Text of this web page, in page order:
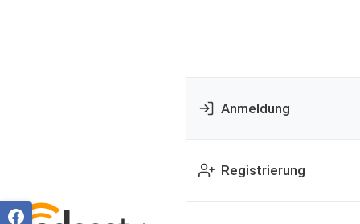
Anmeldung
Registrierung